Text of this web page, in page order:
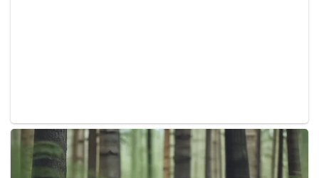
Tags: doktor gemuk